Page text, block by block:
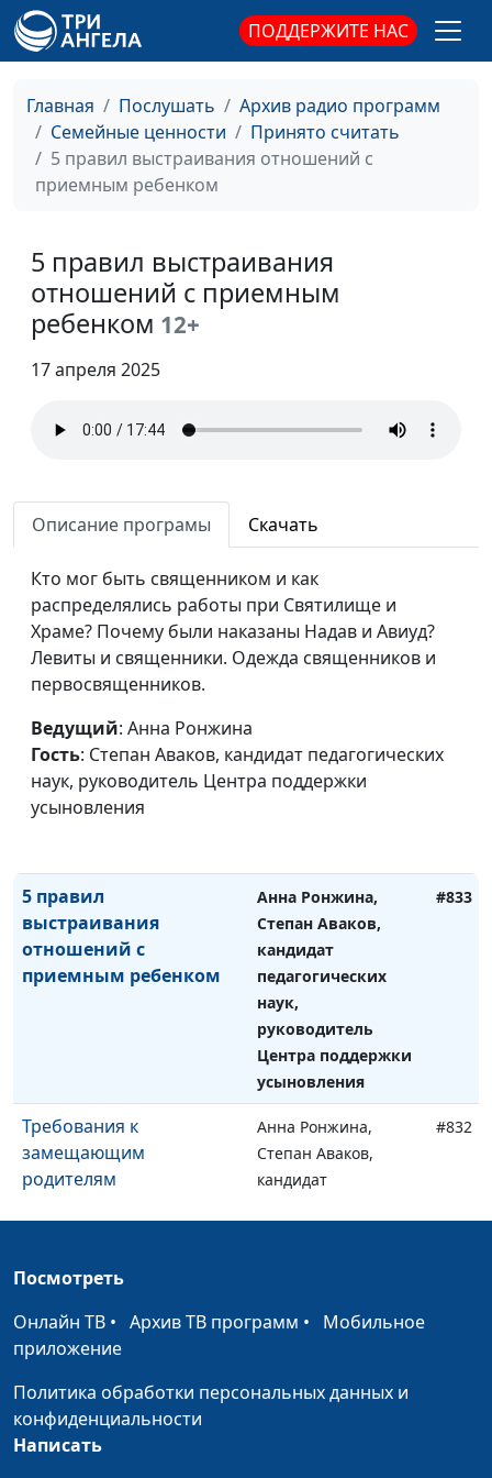
ПОДДЕРЖИТЕ НАС
Главная Послушать
Архив радио программ
Семейные ценности
Принято считать
5 правил выстраивания отношений с
приемным ребенком
5 правил выстраивания
отношений с приемным
ребенком 12+
17 апреля 2025
Описание програмы Скачать
Кто мог быть священником и как
распределялись работы при Святилище и
Храме? Почему были наказаны Надав и Авиуд?
Левиты и священники. Одежда священников и
первосвященников.
Ведущий: Анна Ронжина
Гость: Степан Аваков, кандидат педагогических
наук, руководитель Центра поддержки
усыновления
Центра поддержки
усыновления
шаблоны поведения
приемного ребенка
Степан Аваков,
кандидат
педагогических
Требования к
приемному ребенку
Анна Ронжина,
Центра поддержки
приемном ребенке
Степан Аваков,
кандидат
наук, руководитель
Центра поддержки
усыновления
Что нужно знать о
здоровье приемного
ребенка
кандидат
педагогических
наук, руководитель
5 правил
выстраивания
отношений с
приемным ребенком
Анна Ронжина,
Степан Аваков,
кандидат
педагогических
наук,
руководитель
Центра поддержки
усыновления
#833
Требования к
замещающим
родителям
Анна Ронжина,
Степан Аваков,
кандидат
#832
Как подготовиться к
приемному
родительству
Анна Ронжина,
педагогических
Посмотреть
Онлайн ТВ • Архив ТВ программ • Мобильное
приложение
Политика обработки персональных данных и
конфиденциальности
Написать